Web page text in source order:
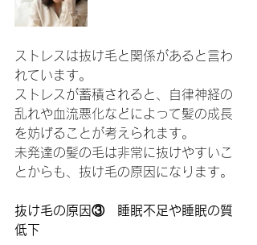
ストレスは抜け毛と関係があると言わ
れています。
ストレスが蓄積されると、自律神経の
乱れや血流悪化などによって髪の成長
を妨げることが考えられます。
未発達の髪の毛は非常に抜けやすいこ
とからも、抜け毛の原因になります。
抜け毛の原因③　睡眠不足や睡眠の質
低下